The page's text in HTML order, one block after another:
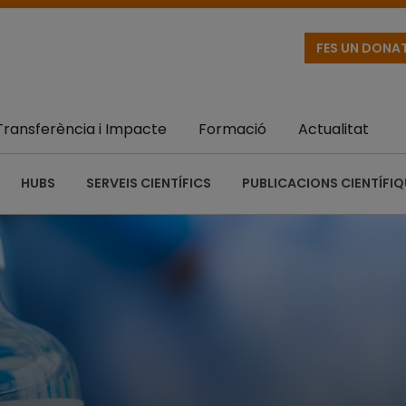
FES UN
HUBS SERVEIS CIENTÍFICS PUBLICACIONS
i Impacte Formació Actualitat